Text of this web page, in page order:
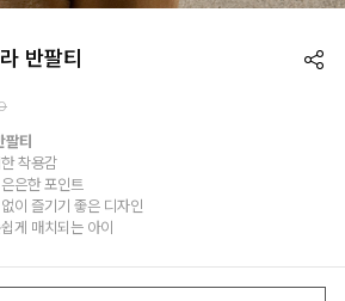
반팔티
팔티
착용감
은한 포인트
이 즐기기 좋은 디자인
게 매치되는 아이